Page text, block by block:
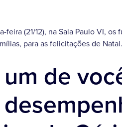
(21/12), na Sala Paulo VI, os
para as felicitações de Natal.
de